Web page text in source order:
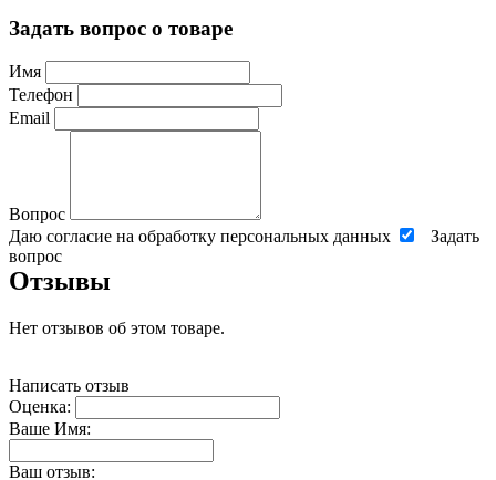
Задать вопрос о товаре
Имя
Телефон
Email
Вопрос
Даю согласие на обработку персональных данных
Задать
вопрос
Отзывы
Нет отзывов об этом товаре.
Написать отзыв
Оценка:
Ваше Имя:
Ваш отзыв: